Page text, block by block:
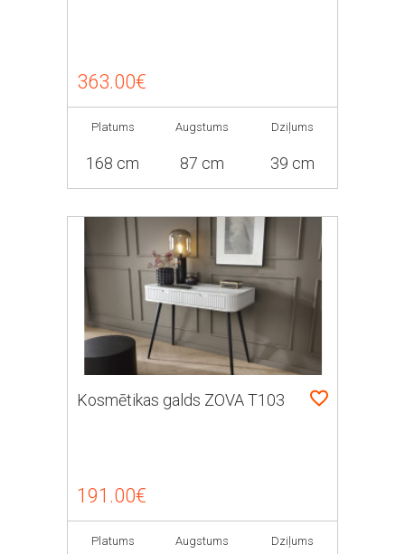
363.00€
Platums
168 cm
Augstums
87 cm
Dziļums
39 cm
Kosmētikas galds ZOVA T103
191.00€
Platums Augstums Dziļums